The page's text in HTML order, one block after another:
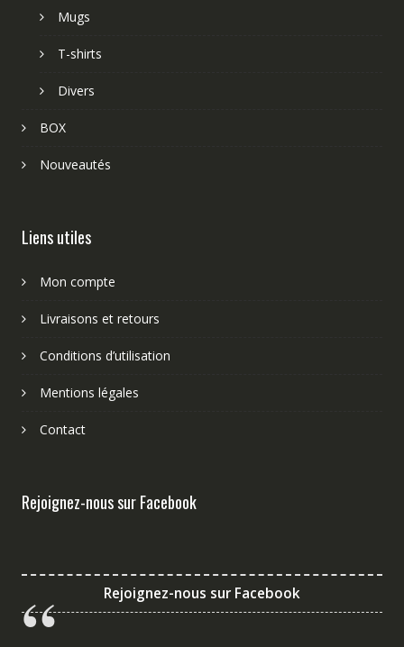
Mugs
T-shirts
Divers
BOX
Nouveautés
Liens utiles
Mon compte
Livraisons et retours
Conditions d’utilisation
Mentions légales
Contact
Rejoignez-nous sur Facebook
Rejoignez-nous sur Facebook